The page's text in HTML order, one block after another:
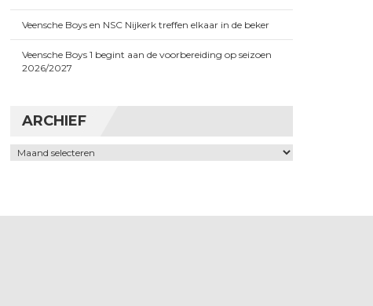
Veensche Boys en NSC Nijkerk treffen elkaar in de beker
Veensche Boys 1 begint aan de voorbereiding op seizoen
2026/2027
ARCHIEF
Archief